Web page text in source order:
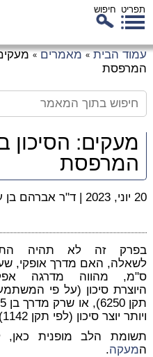
תפריט חיפוש
עמוד הבית » מאמרים »
המרפסת
מעקים: הסיכון
המרפסת
20 יוני, 2023 | ד"ר אברהם בן
בפרק זה לא תהיה
ס"מ, מהווה מדרגה
היוצרת סיכון (על פי
ויותר יוצר סיכון (לפי תקן 1142).
תשומת הלב מופנית כאן,
המעקה.